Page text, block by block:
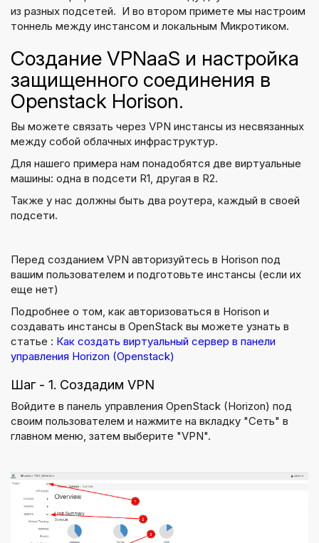
из разных подсетей. И во втором примете мы настроим
тоннель между инстансом и локальным Микротиком.
Создание VPNaaS и настройка
защищенного соединения в
Openstack Horison.
Вы можете связать через VPN инстансы из несвязанных
между собой облачных инфраструктур.
Для нашего примера нам понадобятся две виртуальные
машины: одна в подсети R1, другая в R2.
Также у нас должны быть два роутера, каждый в своей
подсети.
Перед созданием VPN авторизуйтесь в Horison под
вашим пользователем и подготовьте инстансы (если их
еще нет)
Подробнее о том, как авторизоваться в Horison и
создавать инстансы в OpenStack вы можете узнать в
статье : Как создать виртуальный сервер в панели
управления Horizon (Openstack)
Шаг - 1. Создадим VPN
Войдите в панель управления OpenStack (Horizon) под
своим пользователем и нажмите на вкладку "Сеть" в
главном меню, затем выберите "VPN".